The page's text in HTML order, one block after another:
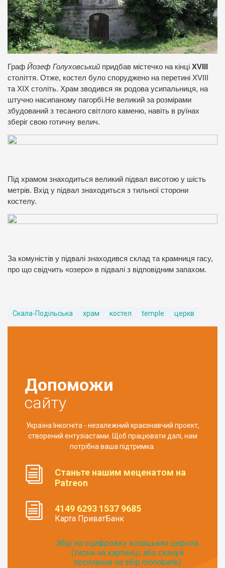
Граф Йозеф Голуховський придбав містечко на кінці XVIII
століття. Отже, костел було споруджено на перетині XVIII
та XIX століть. Храм зводився як родова усипальниця, на
штучно насипаному пагорбі.Не великий за розмірами
збудований з тесаного світлого каменю, навіть в руїнах
зберіг свою готичну велич.
Під храмом знаходиться великий підвал висотою у шість
метрів. Вхід у підвал знаходиться з тильної сторони
костелу.
За комуністів у підвалі знаходився склад та крамниця гасу,
про що свідчить «озеро» в підвалі з відповідним запахом.
Скала-Подільська храм костел temple церкв
Допоможи
сайту
Україна Інкогніта - незалежний краєзнавчий проект,
створений ентузіастами. Щоб працювати далі, нам
потрібна ваша підтримка.
Станьте нашим меценатом на
Patreon
4149 6293 1537 9685
Карта ПриватБанк
Збір на оцифровку козацьких церков
(тисни на картинці, або скануй
посилання на збір monobank):